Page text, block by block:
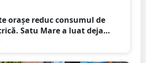
orașe reduc consumul de
Satu Mare a luat deja
soluții au venit ceilalți